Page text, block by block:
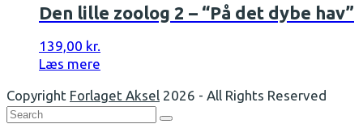
Den lille zoolog 2 – “På det dybe hav”
139,00 kr.
Læs mere
Copyright Forlaget Aksel 2026 - All Rights Reserved